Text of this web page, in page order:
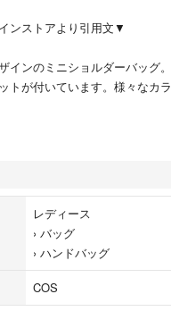
ンストアより引用文▼
インのミニショルダーバッグ
トが付いています。様々なカ
トになるお気に入りが見つか
イン
地
ステル 100% / 裏地: コットン
レディース
› バッグ
› ハンドバッグ
COS